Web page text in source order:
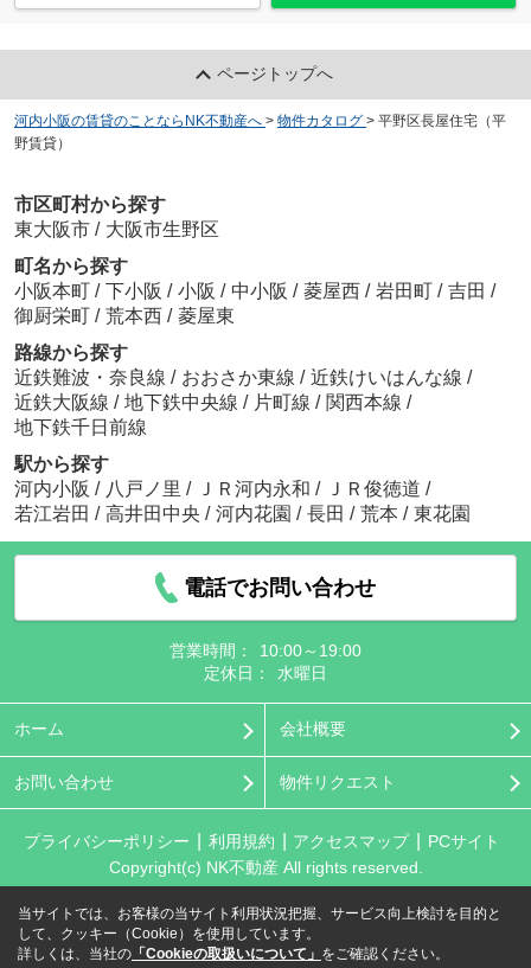
ページトップへ
河内小阪の賃貸のことならNK不動産へ > 物件カタログ > 平野区長屋住宅（平
野賃貸）
市区町村から探す
東大阪市 / 大阪市生野区
町名から探す
小阪本町 / 下小阪 / 小阪 / 中小阪 / 菱屋西 / 岩田町 / 吉田 /
御厨栄町 / 荒本西 / 菱屋東
路線から探す
近鉄難波・奈良線 / おおさか東線 / 近鉄けいはんな線 /
近鉄大阪線 / 地下鉄中央線 / 片町線 / 関西本線 /
地下鉄千日前線
駅から探す
河内小阪 / 八戸ノ里 / ＪＲ河内永和 / ＪＲ俊徳道 /
若江岩田 / 高井田中央 / 河内花園 / 長田 / 荒本 / 東花園
電話でお問い合わせ
営業時間：
10:00～19:00
定休日：
水曜日
ホーム 会社概要
お問い合わせ 物件リクエスト
プライバシーポリシー 利用規約 アクセスマップ
PCサイト
Copyright(c) NK不動産 All rights reserved.
当サイトでは、お客様の当サイト利用状況把握、サービス向上検討を目的と
して、クッキー（Cookie）を使用しています。
詳しくは、当社の 「Cookieの取扱いについて」 をご確認ください。